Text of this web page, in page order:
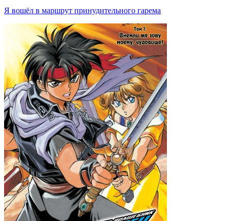
Я вошёл в маршрут принудительного гарема